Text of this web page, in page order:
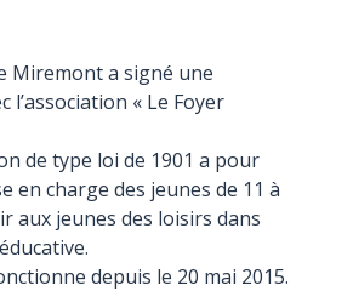
Miremont a signé une
l’association « Le Foyer
de type loi de 1901 a pour
en charge des jeunes de 11 à
aux jeunes des loisirs dans
depuis le 20 mai 2015.